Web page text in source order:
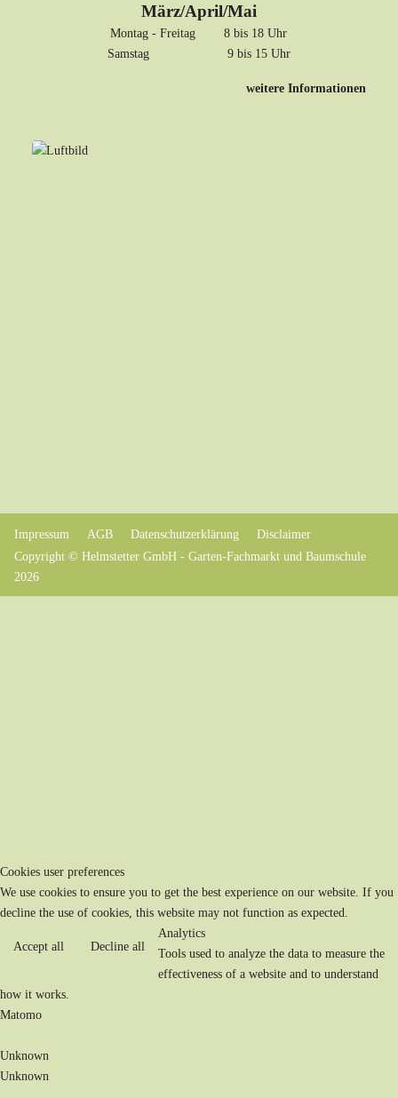
März/April/Mai
Montag - Freitag 8 bis 18 Uhr
Samstag 9 bis 15 Uhr
weitere Informationen
Impressum AGB Datenschutzerklärung
Disclaimer
Copyright © Helmstetter GmbH - Garten-Fachmarkt und Baumschule
2026
Cookies user preferences
We use cookies to ensure you to get the best experience on our website. If you
decline the use of cookies, this website may not function as expected.
Accept all Decline all
Analytics
Tools used to analyze the data to measure the
effectiveness of a website and to understand
how it works.
Matomo
Unknown
Unknown